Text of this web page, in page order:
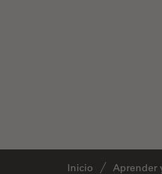
De microscopía
Inicio Aprender